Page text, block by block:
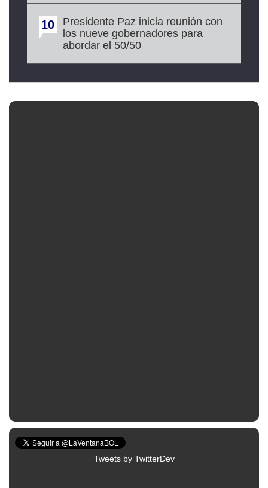
10
Presidente Paz inicia reunión con
los nueve gobernadores para
abordar el 50/50
Tweets by TwitterDev